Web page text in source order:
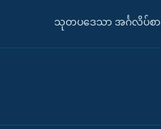
သုတပဒေသာ အင်္ဂလိပ်စာ